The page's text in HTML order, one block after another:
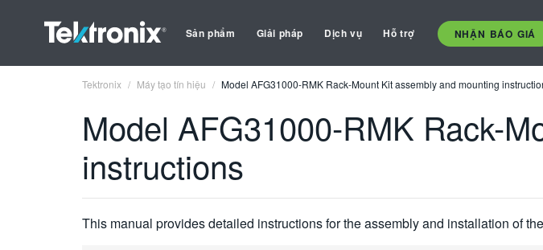
Sản phẩm Giải pháp Dịch vụ Hỗ trợ NHẬN BÁO GIÁ
Tektronix Máy tạo tín hiệu Model AFG31000-RMK Rack-Mount Kit assembly and mounting
Model AFG31000-RMK Rack-
instructions
This manual provides detailed instructions for the assembly and installation of